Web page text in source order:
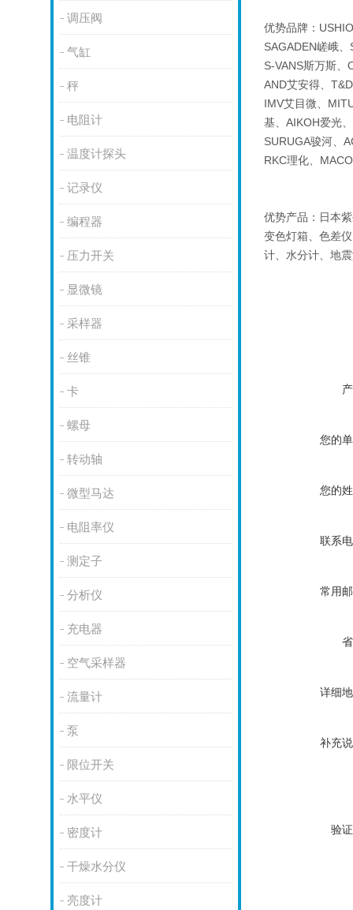
调压阀
气缸
秤
电阻计
温度计探头
记录仪
编程器
压力开关
显微镜
采样器
丝锥
卡
螺母
转动轴
微型马达
电阻率仪
测定子
分析仪
充电器
空气采样器
流量计
泵
限位开关
水平仪
密度计
干燥水分仪
亮度计
优势品牌：
SAGADEN嵯峨
S-VANS斯万斯、
AND艾安得、
IMV艾目微、
基、AIKOH爱光
SURUGA骏河、
RKC理化、
优势产品：日本
变色灯箱、色差
计、水分计、地
您的
您的
联系
常用
详细
补充
验